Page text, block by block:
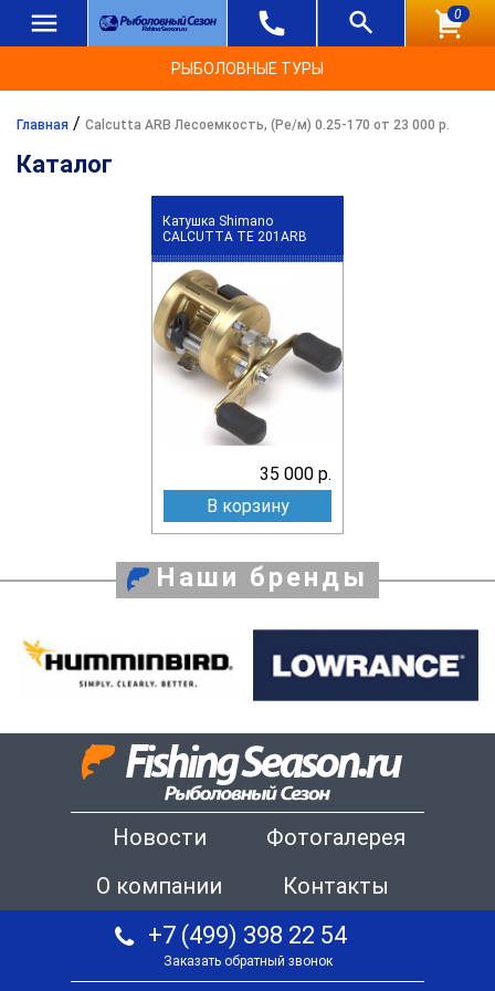
0
РЫБОЛОВНЫЕ ТУРЫ
Главная / Calcutta ARB Лесоемкость, (Ре/м) 0.25-170 от 23 000 р.
Каталог
Катушка Shimano
CALCUTTA TE 201ARB
35 000 р.
В корзину
Наши бренды
Новости
Фотогалерея
О компании
Контакты
+7 (499) 398 22 54
Заказать обратный звонок